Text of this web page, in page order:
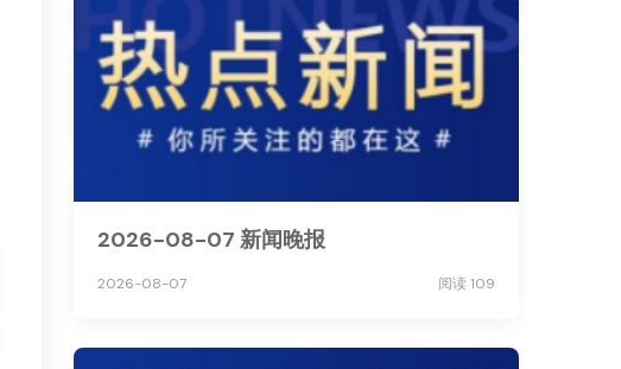
2026-08-07 新闻晚报
2026-08-07 阅读 109